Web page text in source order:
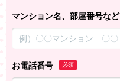
マンション名、部屋番号など
お電話番号 必須